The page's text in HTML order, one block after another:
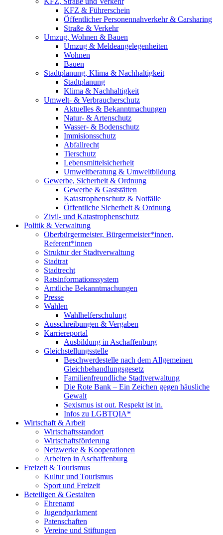
KFZ & Führerschein
Öffentlicher Personennahverkehr & Carsharing
Straße & Verkehr
Umzug, Wohnen & Bauen
Umzug & Meldeangelegenheiten
Wohnen
Bauen
Stadtplanung, Klima & Nachhaltigkeit
Stadtplanung
Klima & Nachhaltigkeit
Umwelt- & Verbraucherschutz
Aktuelles & Bekanntmachungen
Natur- & Artenschutz
Wasser- & Bodenschutz
Immisionsschutz
Abfallrecht
Tierschutz
Lebensmittelsicherheit
Umweltberatung & Umweltbildung
Gewerbe, Sicherheit & Ordnung
Gewerbe & Gaststätten
Katastrophenschutz & Notfälle
Öffentliche Sicherheit & Ordnung
Zivil- und Katastrophenschutz
Politik & Verwaltung
Oberbürgermeister, Bürgermeister*innen,
Referent*innen
Struktur der Stadtverwaltung
Stadtrat
Stadtrecht
Ratsinformationssystem
Amtliche Bekanntmachungen
Presse
Wahlen
Wahlhelferschulung
Ausschreibungen & Vergaben
Karriereportal
Ausbildung in Aschaffenburg
Gleichstellungsstelle
Beschwerdestelle nach dem Allgemeinen
Gleichbehandlungsgesetz
Familienfreundliche Stadtverwaltung
Die Rote Bank – Ein Zeichen gegen häusliche
Gewalt
Sexismus ist out. Respekt ist in.
Infos zu LGBTQIA*
Wirtschaft & Arbeit
Wirtschaftsstandort
Wirtschaftsförderung
Netzwerke & Kooperationen
Arbeiten in Aschaffenburg
Freizeit & Tourismus
Kultur und Tourismus
Sport und Freizeit
Beteiligen & Gestalten
Ehrenamt
Jugendparlament
Patenschaften
Vereine und Stiftungen